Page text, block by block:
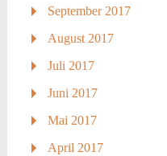
September 2017
August 2017
Juli 2017
Juni 2017
Mai 2017
April 2017